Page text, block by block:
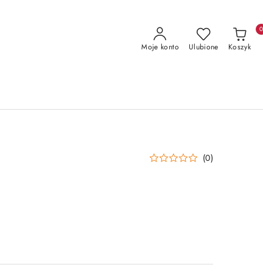
Moje konto Ulubione Koszyk
0
(0)